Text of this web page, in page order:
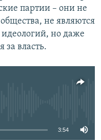
партии – они не
не являются
но даже
за власть.
3:54